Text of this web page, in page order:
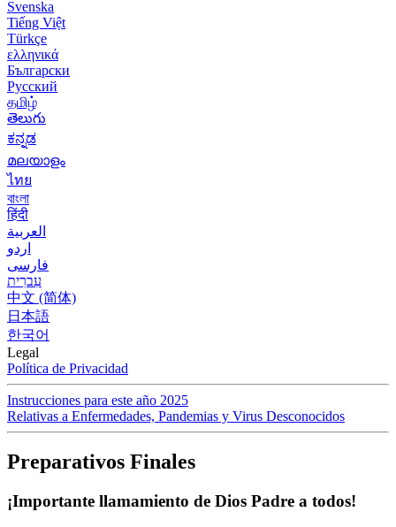
Svenska
Tiếng Việt
Türkçe
ελληνικά
Български
Русский
தமிழ்
తెలుగు
ಕನ್ನಡ
മലയാളം
ไทย
বাংলা
हिंदी
العربية
اردو
فارسی
עִברִית
中文 (简体)
日本語
한국어
Legal
Política de Privacidad
Instrucciones para este año 2025
Relativas a Enfermedades, Pandemias y Virus Desconocidos
Preparativos Finales
¡Importante llamamiento de Dios Padre a todos!